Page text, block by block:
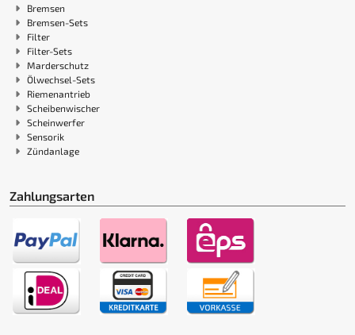
Bremsen
Bremsen-Sets
Filter
Filter-Sets
Marderschutz
Ölwechsel-Sets
Riemenantrieb
Scheibenwischer
Scheinwerfer
Sensorik
Zündanlage
Zahlungsarten